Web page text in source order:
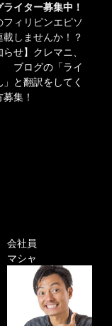
イター募集中！
フィリピンエピソ
載しませんか！？
らせ】クレマニ、
ブログの「ライ
」と翻訳をしてく
集！
会社員
マシャ